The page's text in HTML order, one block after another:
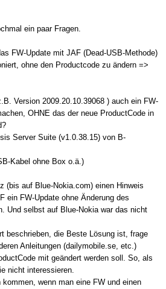
ein paar Fragen.
FW-Update mit JAF (Dead-USB-Methode)
ohne den Productcode zu ändern =>
Version 2009.20.10.39068 ) auch ein FW-
OHNE das der neue ProductCode in
Server Suite (v1.0.38.15) von B-
Kabel ohne Box o.ä.)
(bis auf Blue-Nokia.com) einen Hinweis
ein FW-Update ohne Änderung des
Und selbst auf Blue-Nokia war das nicht
beschrieben, die Beste Lösung ist, frage
Anleitungen (dailymobile.se, etc.)
mit geändert werden soll. So, als
nicht interessieren.
wenn man eine FW und einen